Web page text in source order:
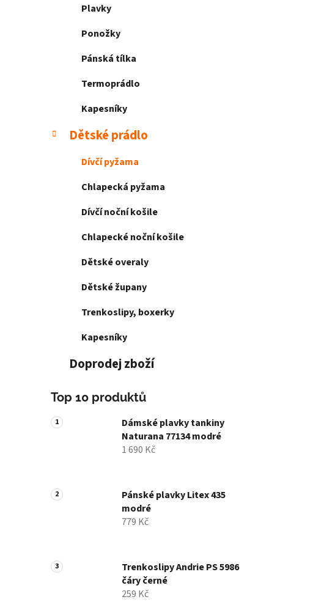
Plavky
Ponožky
Pánská tílka
Termoprádlo
Kapesníky
Dětské prádlo
Dívčí pyžama
Chlapecká pyžama
Dívčí noční košile
Chlapecké noční košile
Dětské overaly
Dětské župany
Trenkoslipy, boxerky
Kapesníky
Doprodej zboží
Top 10 produktů
Dámské plavky tankiny
Naturana 77134 modré
1 690 Kč
Pánské plavky Litex 435
modré
779 Kč
Trenkoslipy Andrie PS 5986
čáry černé
259 Kč